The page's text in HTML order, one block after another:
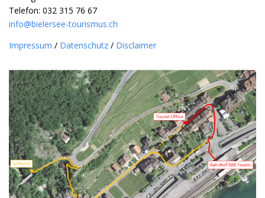
Telefon: 032 315 76 67
info@bielersee-tourismus.ch
Impressum / Datenschutz / Disclaimer